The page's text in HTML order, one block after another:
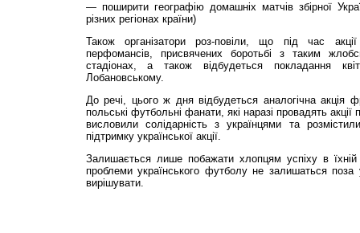
— поширити географію домашніх матчів збірної
різних регіонах країни)
Також організатори роз-повіли, що під час
перфомансів, присвячених боротьбі з таким
стадіонах, а також відбудеться покладання
Лобановському.
До речі, цього ж дня відбудеться аналогічна акція
польські футбольні фанати, які наразі провадять
висловили солідарність з українцями та
підтримку української акції.
Залишається лише побажати хлопцям успіху в
проблеми українського футболу не залишаться поза
вирішувати.